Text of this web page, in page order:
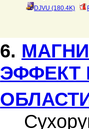
DJVU (180.4K)
6.
ЭФФЕКТ